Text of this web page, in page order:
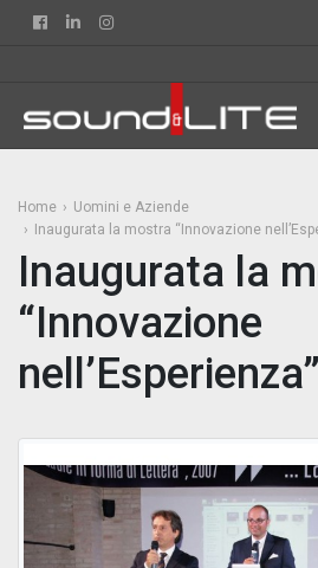
FacebookLinkedin
Home
Uomini e Aziende
Inaugurata la mostra “Innovazione
Inaugurata la
“Innovazione
nell’Esperienza”